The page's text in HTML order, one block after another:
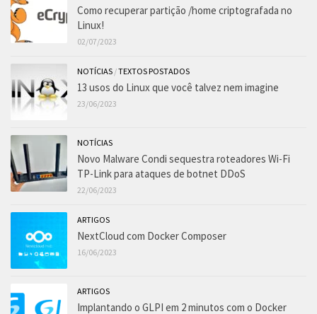
Como recuperar partição /home criptografada no
Linux!
02/07/2023
NOTÍCIAS /TEXTOS POSTADOS
13 usos do Linux que você talvez nem imagine
23/06/2023
NOTÍCIAS
Novo Malware Condi sequestra roteadores Wi-Fi
TP-Link para ataques de botnet DDoS
22/06/2023
ARTIGOS
NextCloud com Docker Composer
16/06/2023
ARTIGOS
Implantando o GLPI em 2 minutos com o Docker